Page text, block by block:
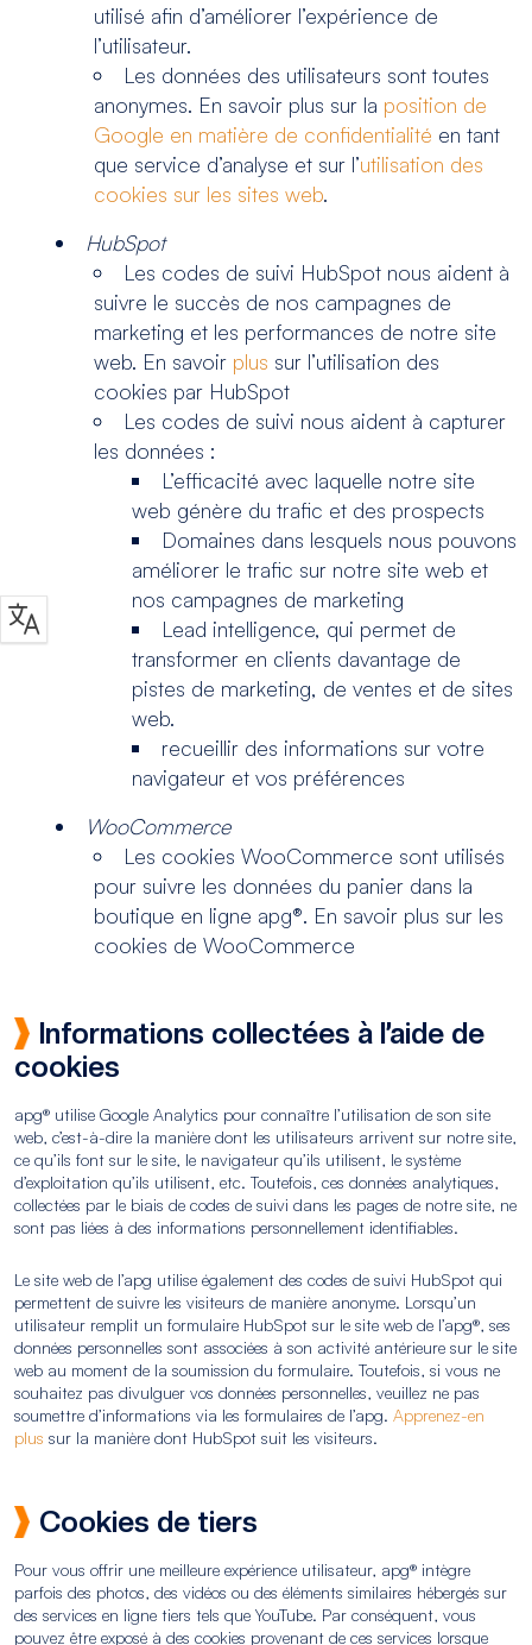
utilisé afin d’améliorer l’expérience de
l’utilisateur.
Les données des utilisateurs sont toutes
anonymes. En savoir plus sur la position de
Google en matière de confidentialité en tant
que service d’analyse et sur l’utilisation des
cookies sur les sites web.
HubSpot
Les codes de suivi HubSpot nous aident à
suivre le succès de nos campagnes de
marketing et les performances de notre site
web. En savoir plus sur l’utilisation des
cookies par HubSpot
Les codes de suivi nous aident à capturer
les données :
L’efficacité avec laquelle notre site
web génère du trafic et des prospects
Domaines dans lesquels nous pouvons
améliorer le trafic sur notre site web et
nos campagnes de marketing
Lead intelligence, qui permet de
transformer en clients davantage de
pistes de marketing, de ventes et de sites
web.
recueillir des informations sur votre
navigateur et vos préférences
WooCommerce
Les cookies WooCommerce sont utilisés
pour suivre les données du panier dans la
boutique en ligne apg®. En savoir plus sur les
cookies de WooCommerce
Informations collectées à l’aide de
cookies
apg® utilise Google Analytics pour connaître l’utilisation de son site
web, c’est-à-dire la manière dont les utilisateurs arrivent sur notre site,
ce qu’ils font sur le site, le navigateur qu’ils utilisent, le système
d’exploitation qu’ils utilisent, etc. Toutefois, ces données analytiques,
collectées par le biais de codes de suivi dans les pages de notre site, ne
sont pas liées à des informations personnellement identifiables.
Le site web de l’apg utilise également des codes de suivi HubSpot qui
permettent de suivre les visiteurs de manière anonyme. Lorsqu’un
utilisateur remplit un formulaire HubSpot sur le site web de l’apg®, ses
données personnelles sont associées à son activité antérieure sur le site
web au moment de la soumission du formulaire. Toutefois, si vous ne
souhaitez pas divulguer vos données personnelles, veuillez ne pas
soumettre d’informations via les formulaires de l’apg. Apprenez-en
plus sur la manière dont HubSpot suit les visiteurs.
Cookies de tiers
Pour vous offrir une meilleure expérience utilisateur, apg® intègre
parfois des photos, des vidéos ou des éléments similaires hébergés sur
des services en ligne tiers tels que YouTube. Par conséquent, vous
pouvez être exposé à des cookies provenant de ces services lorsque